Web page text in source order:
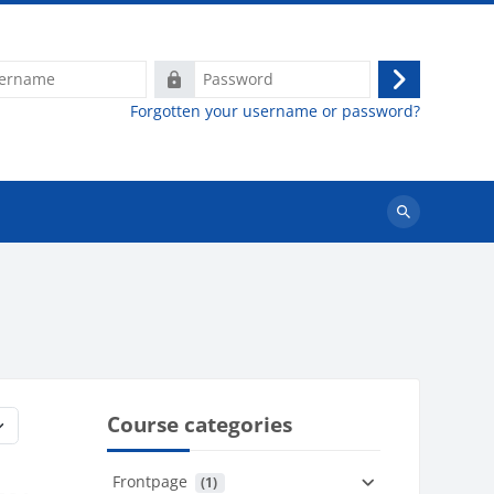
Password
Log
in
Forgotten your username or password?
Search
Course categories
Frontpage (1)